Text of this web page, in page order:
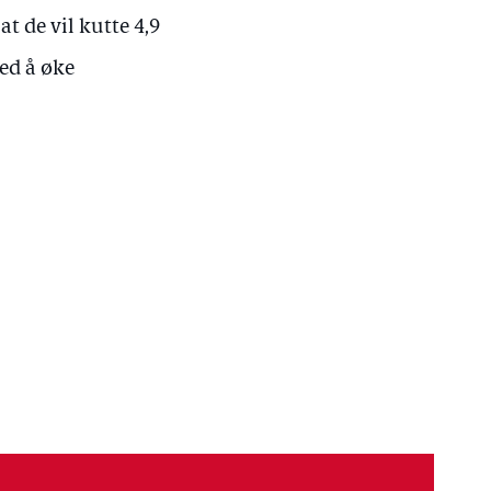
de vil kutte 4,9
å øke